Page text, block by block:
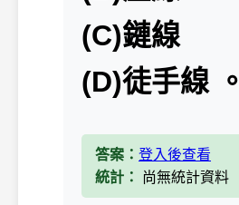
(C)鏈線
(D)徒手線 。
答案： 登入後查看
統計：
尚無統計資料